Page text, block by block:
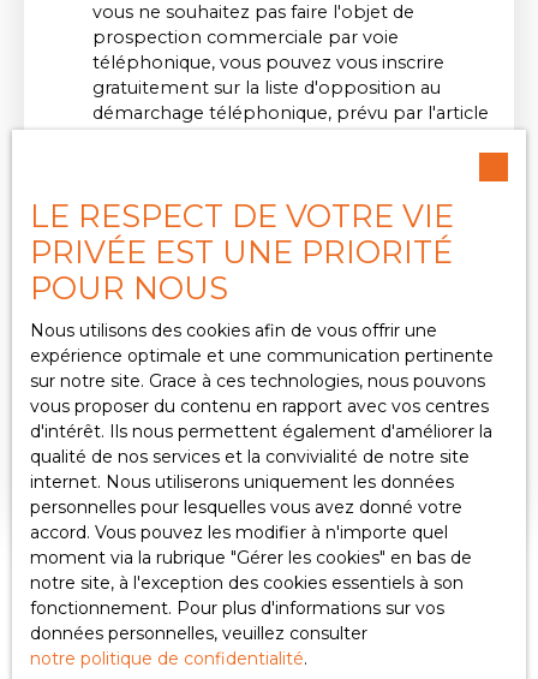
vous ne souhaitez pas faire l'objet de
prospection commerciale par voie
téléphonique, vous pouvez vous inscrire
gratuitement sur la liste d'opposition au
démarchage téléphonique, prévu par l'article
Société Worldline, Service Bloctel, CS 61311,
41013 BLOIS CEDEX.
données personnelles, veuillez consulter
notrepolitique de confidentialité.
Envoyer
LE RESPECT DE VOTRE VIE
PRIVÉE EST UNE PRIORITÉ
POUR NOUS
Nous utilisons des cookies afin de vous offrir une
expérience optimale et une communication pertinente
sur notre site. Grace à ces technologies, nous pouvons
vous proposer du contenu en rapport avec vos centres
d'intérêt. Ils nous permettent également d'améliorer la
qualité de nos services et la convivialité de notre site
internet. Nous utiliserons uniquement les données
personnelles pour lesquelles vous avez donné votre
accord. Vous pouvez les modifier à n'importe quel
moment via la rubrique ″Gérer les cookies″ en bas de
notre site, à l'exception des cookies essentiels à son
fonctionnement. Pour plus d'informations sur vos
données personnelles, veuillez consulter
notre politique de confidentialité.